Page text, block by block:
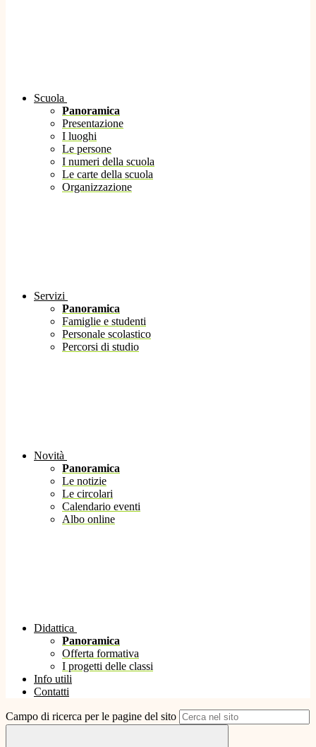
Scuola
Panoramica
Presentazione
I luoghi
Le persone
I numeri della scuola
Le carte della scuola
Organizzazione
Servizi
Panoramica
Famiglie e studenti
Personale scolastico
Percorsi di studio
Novità
Panoramica
Le notizie
Le circolari
Calendario eventi
Albo online
Didattica
Panoramica
Offerta formativa
I progetti delle classi
Info utili
Contatti
Campo di ricerca per le pagine del sito